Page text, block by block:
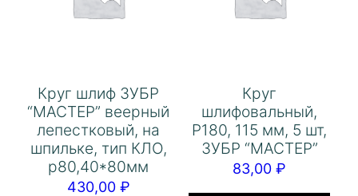
Круг шлиф ЗУБР
“МАСТЕР” веерный
лепестковый, на
шпильке, тип КЛО,
р80,40*80мм
430,00 ₽
Круг
шлифовальный,
Р180, 115 мм, 5 шт,
ЗУБР “МАСТЕР”
83,00₽